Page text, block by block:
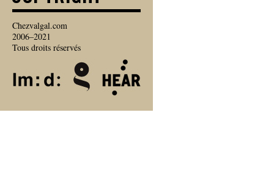
Chezvalgal.com
2006–2021
Tous droits réservés